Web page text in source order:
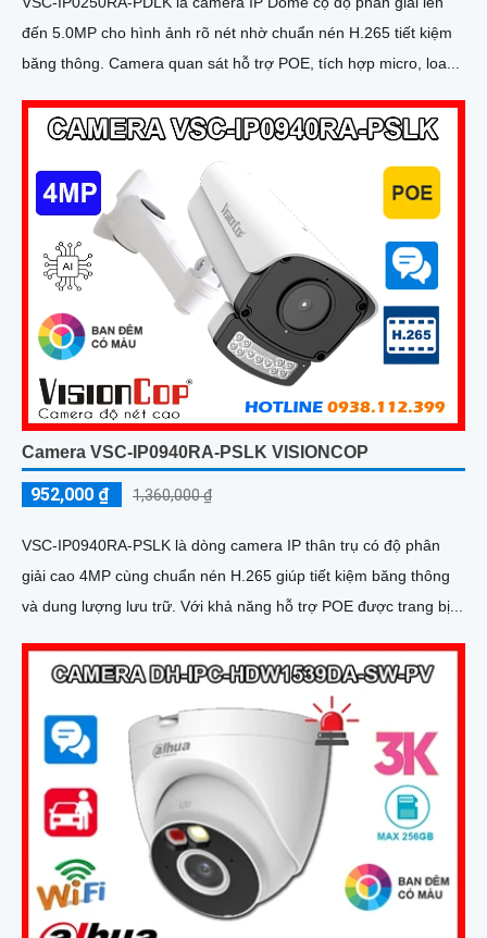
đến 5.0MP cho hình ảnh rõ nét nhờ chuẩn nén H.265 tiết kiệm
băng thông. Camera quan sát hỗ trợ POE, tích hợp micro, loa...
Camera VSC-IP0940RA-PSLK VISIONCOP
952,000 ₫ 1,360,000 ₫
VSC-IP0940RA-PSLK là dòng camera IP thân trụ có độ phân
giải cao 4MP cùng chuẩn nén H.265 giúp tiết kiệm băng thông
và dung lượng lưu trữ. Với khả năng hỗ trợ POE được trang bị...